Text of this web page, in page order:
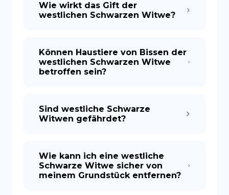
Wie wirkt das Gift der
westlichen Schwarzen Witwe?
Können Haustiere von Bissen der
westlichen Schwarzen Witwe
betroffen sein?
Sind westliche Schwarze
Witwen gefährdet?
Wie kann ich eine westliche
Schwarze Witwe sicher von
meinem Grundstück entfernen?